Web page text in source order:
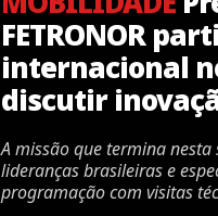
FETRONOR
internacional
discutir
A missão que termina
lideranças brasileiras e
programação com visitas